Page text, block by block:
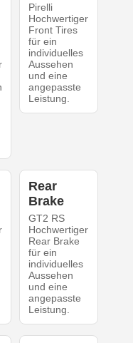
Pirelli
Hochwertiger
Front Tires
für ein
individuelles
Aussehen
und eine
angepasste
Leistung.
Rear
Brake
GT2 RS
Hochwertiger
Rear Brake
für ein
individuelles
Aussehen
und eine
angepasste
Leistung.